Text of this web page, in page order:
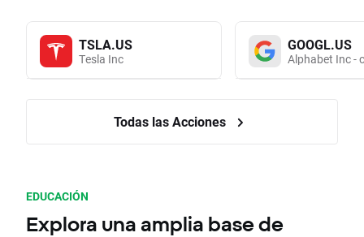
TSLA.US
Tesla Inc
GOOGL.US
Alphabet Inc -
Todas las Acciones
EDUCACIÓN
Explora una amplia base de